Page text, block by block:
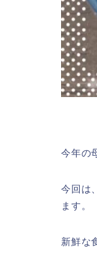
今年の
今回は
ます。
新鮮な